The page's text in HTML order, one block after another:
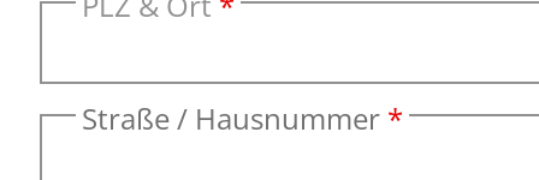
Straße / Hausnummer *